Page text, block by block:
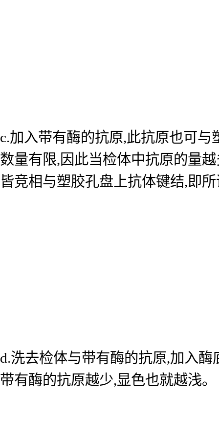
c.加入带有酶的抗原,此抗原也可
数量有限,因此当检体中抗原的量
皆竞相与塑胶孔盘上抗体键结,即
d.洗去检体与带有酶的抗原,加入
带有酶的抗原越少,显色也就越浅。